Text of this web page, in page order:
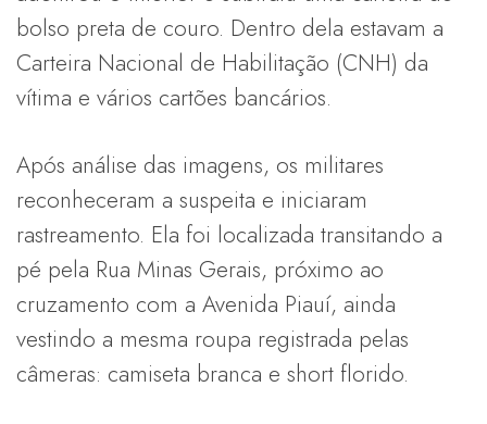
bolso preta de couro. Dentro dela estavam a
Carteira Nacional de Habilitação (CNH) da
vítima e vários cartões bancários.
Após análise das imagens, os militares
reconheceram a suspeita e iniciaram
rastreamento. Ela foi localizada transitando a
pé pela Rua Minas Gerais, próximo ao
cruzamento com a Avenida Piauí, ainda
vestindo a mesma roupa registrada pelas
câmeras: camiseta branca e short florido.